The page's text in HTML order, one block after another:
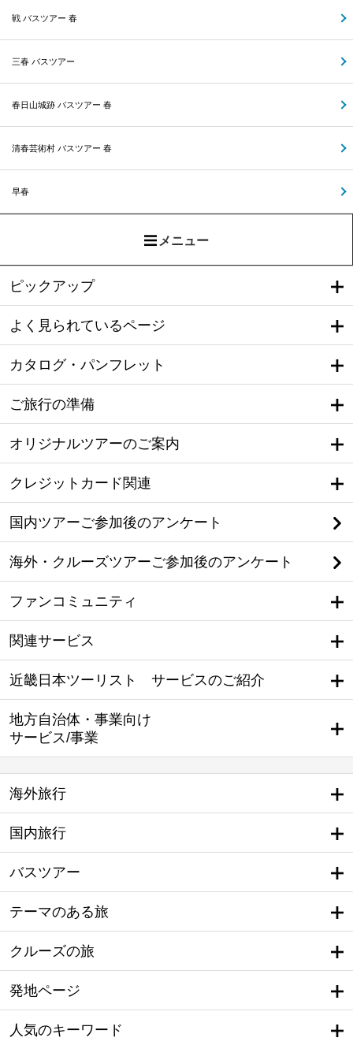
戦 バスツアー 春
三春 バスツアー
春日山城跡 バスツアー 春
清春芸術村 バスツアー 春
早春
メニュー
ピックアップ
よく見られているページ
カタログ・パンフレット
ご旅行の準備
オリジナルツアーのご案内
クレジットカード関連
国内ツアーご参加後のアンケート
海外・クルーズツアーご参加後のアンケート
ファンコミュニティ
関連サービス
近畿日本ツーリスト サービスのご紹介
地方自治体・事業向け
サービス/事業
海外旅行
国内旅行
バスツアー
テーマのある旅
クルーズの旅
発地ページ
人気のキーワード